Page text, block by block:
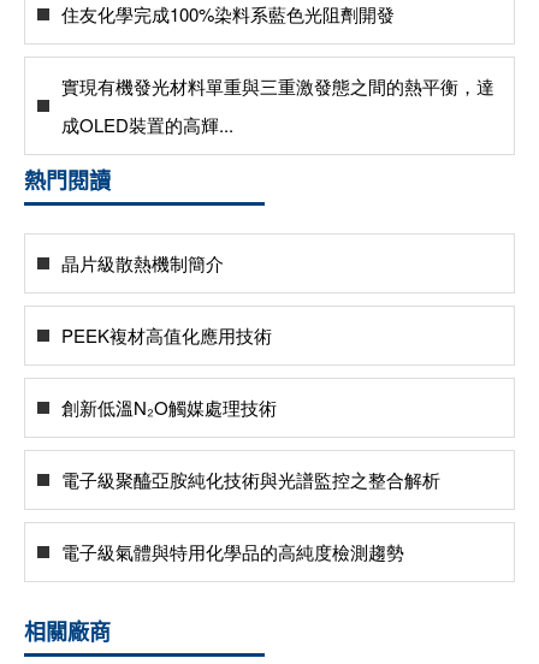
住友化學完成100%染料系藍色光阻劑開發
實現有機發光材料單重與三重激發態之間的熱平衡，達
成OLED裝置的高輝...
熱門閱讀
晶片級散熱機制簡介
PEEK複材高值化應用技術
創新低溫N₂O觸媒處理技術
電子級聚醯亞胺純化技術與光譜監控之整合解析
電子級氣體與特用化學品的高純度檢測趨勢
相關廠商